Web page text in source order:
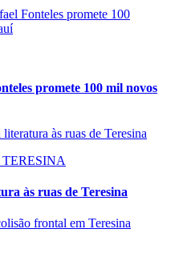
promete 100 mil novos
às ruas de Teresina